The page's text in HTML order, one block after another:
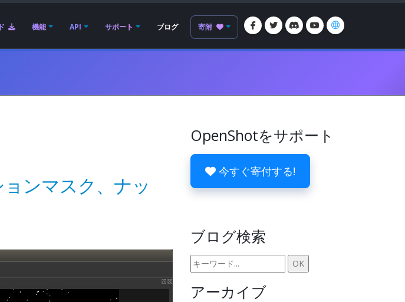
機能 API サポート ブログ 寄附
ンマスク、ナッ
OpenShotをサポート
今すぐ寄付する!
ブログ検索
アーカイブ